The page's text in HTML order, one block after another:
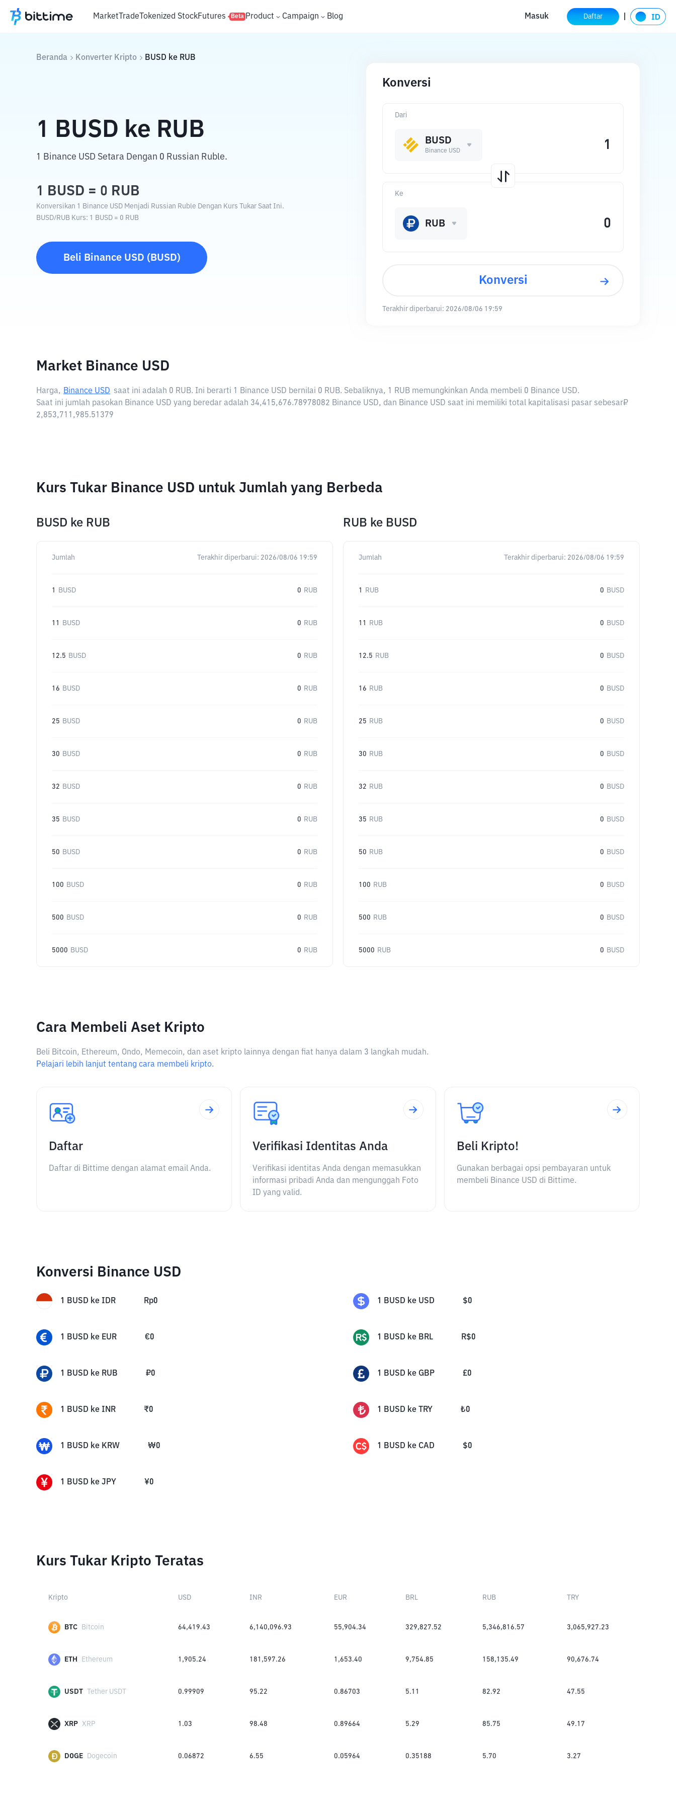
MarketTradeTokenized StockFutures Beta Product Campaign Blog Masuk Daftar
Beranda Konverter Kripto BUSD ke RUB
1 BUSD ke RUB
1 Binance USD Setara Dengan 0 Russian Ruble.
1 BUSD = 0 RUB
Konversikan 1 Binance USD Menjadi Russian Ruble Dengan Kurs Tukar Saat Ini.
BUSD/RUB Kurs: 1 BUSD = 0 RUB
Beli Binance USD ( BUSD)
Konversi
Dari
BUSD
Binance USD
Ke
RUB
Konversi
Terakhir diperbarui: 2026/08/06 19:59
Market Binance USD
Harga, Binance USD saat ini adalah 0 RUB. Ini berarti 1 Binance USD bernilai 0 RUB. Sebaliknya, 1 RUB memungkinkan Anda membeli 0 Binance USD.
Saat ini jumlah pasokan Binance USD yang beredar adalah 34,415,676.78978082 Binance USD, dan Binance USD saat ini memiliki total kapitalisasi pasar sebesar₽
2,853,711,985.51379
Kurs Tukar Binance USD untuk Jumlah yang Berbeda
BUSD ke RUB
Jumlah Terakhir diperbarui: 2026/08/06 19:59
1 BUSD 0 RUB
11 BUSD 0 RUB
12.5 BUSD 0 RUB
16 BUSD 0 RUB
25 BUSD 0 RUB
30 BUSD 0 RUB
32 BUSD 0 RUB
35 BUSD 0 RUB
50 BUSD 0 RUB
100 BUSD 0 RUB
500 BUSD 0 RUB
5000 BUSD 0 RUB
RUB ke BUSD
Jumlah Terakhir diperbarui: 2026/08/06 19:59
1 RUB 0 BUSD
11 RUB 0 BUSD
12.5 RUB 0 BUSD
16 RUB 0 BUSD
25 RUB 0 BUSD
30 RUB 0 BUSD
32 RUB 0 BUSD
35 RUB 0 BUSD
50 RUB 0 BUSD
100 RUB 0 BUSD
500 RUB 0 BUSD
5000 RUB 0 BUSD
Cara Membeli Aset Kripto
Beli Bitcoin, Ethereum, Ondo, Memecoin, dan aset kripto lainnya dengan fiat hanya dalam 3 langkah mudah.
Pelajari lebih lanjut tentang cara membeli kripto.
Daftar
Daftar di Bittime dengan alamat email Anda.
Verifikasi Identitas Anda
Verifikasi identitas Anda dengan memasukkan
informasi pribadi Anda dan mengunggah Foto
ID yang valid.
Beli Kripto!
Gunakan berbagai opsi pembayaran untuk
membeli Binance USD di Bittime.
Konversi Binance USD
1 BUSD ke IDR Rp0 1 BUSD ke USD $0
1 BUSD ke EUR €0 1 BUSD ke BRL R$0
1 BUSD ke RUB ₽0 1 BUSD ke GBP £0
1 BUSD ke INR ₹0 1 BUSD ke TRY ₺0
1 BUSD ke KRW ₩0 1 BUSD ke CAD $0
1 BUSD ke JPY ¥0
Kurs Tukar Kripto Teratas
Kripto USD INR EUR BRL RUB TRY
BTC Bitcoin 64,419.43 6,140,096.93 55,904.34 329,827.52 5,346,816.57 3,065,927.23
ETH Ethereum 1,905.24 181,597.26 1,653.40 9,754.85 158,135.49 90,676.74
USDT Tether USDT 0.99909 95.22 0.86703 5.11 82.92 47.55
XRP XRP 1.03 98.48 0.89664 5.29 85.75 49.17
DOGE Dogecoin 0.06872 6.55 0.05964 0.35188 5.70 3.27